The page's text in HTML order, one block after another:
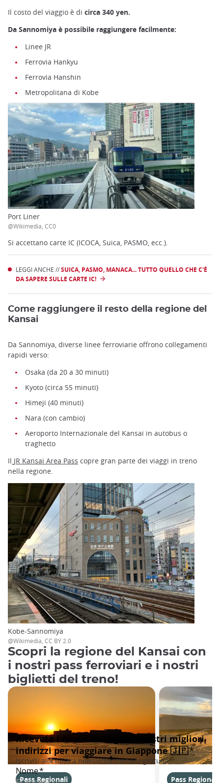
Il costo del viaggio è di circa 340 yen.
Da Sannomiya è possibile raggiungere facilmente:
Linee JR
Ferrovia Hankyu
Ferrovia Hanshin
Metropolitana di Kobe
Port Liner
@Wikimedia, CC0
Si accettano carte IC (ICOCA, Suica, PASMO, ecc.).
LEGGI ANCHE //SUICA, PASMO, MANACA... TUTTO QUELLO CHE C'È
DA SAPERE SULLE CARTE IC!
Come raggiungere il resto della regione del
Kansai
Da Sannomiya, diverse linee ferroviarie offrono collegamenti
rapidi verso:
Osaka (da 20 a 30 minuti)
Kyoto (circa 55 minuti)
Himeji (40 minuti)
Nara (con cambio)
Aeroporto Internazionale del Kansai in autobus o
traghetto
Il JR Kansai Area Pass copre gran parte dei viaggi in treno
nella regione.
Kobe-Sannomiya
@Wikimedia, CC BY 2.0
Scopri la regione del Kansai con
i nostri pass ferroviari e i nostri
biglietti del treno!
Pass Regionali Pass Regionali